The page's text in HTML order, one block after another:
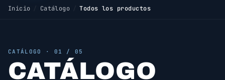
Inicio / Catálogo Todos los productos
CATÁLOGO · 01 / 05
CATÁLOGO